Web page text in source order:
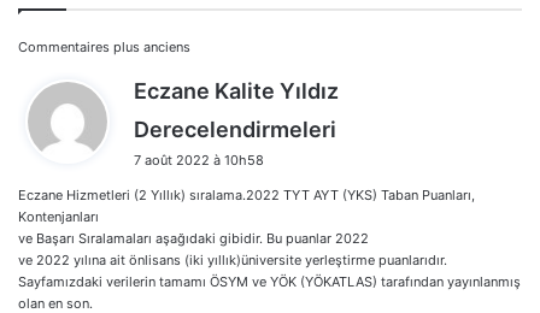
Navigation
dans
les
commentaires
Commentaires plus anciens
Eczane Kalite Yıldız
Derecelendirmeleri
7 août 2022 à 10h58
Eczane Hizmetleri (2 Yıllık) sıralama.2022 TYT AYT (YKS) Taban Puanları,
Kontenjanları
ve Başarı Sıralamaları aşağıdaki gibidir. Bu puanlar 2022
ve 2022 yılına ait önlisans (iki yıllık)üniversite yerleştirme puanlarıdır.
Sayfamızdaki verilerin tamamı ÖSYM ve YÖK (YÖKATLAS) tarafından yayınlanmış
olan en son.